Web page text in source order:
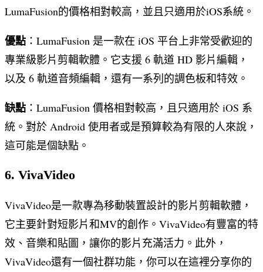
LumaFusion的價格相對較高，並且只適用於iOS系統。
優點 ：LumaFusion 是一款在 iOS 平台上非常受歡迎的
專業級影片剪輯軟體。它支援 6 軌道 HD 影片編輯，
以及 6 軌道音頻編輯，還有一系列的調色板和特效。
缺點 ：LumaFusion 價格相對較高，且只適用於 iOS 系
統。對於 Android 使用者或是預算較為有限的人來說，
這可能是個缺點。
6. VivaVideo
VivaVideo是一款專為移動裝置設計的影片剪輯軟體，
它主要針對短影片和MV的創作。VivaVideo有豐富的特
效、音樂和貼圖，讓你的影片充滿活力。此外，
VivaVideo還有一個社群功能，你可以在這裡分享你的